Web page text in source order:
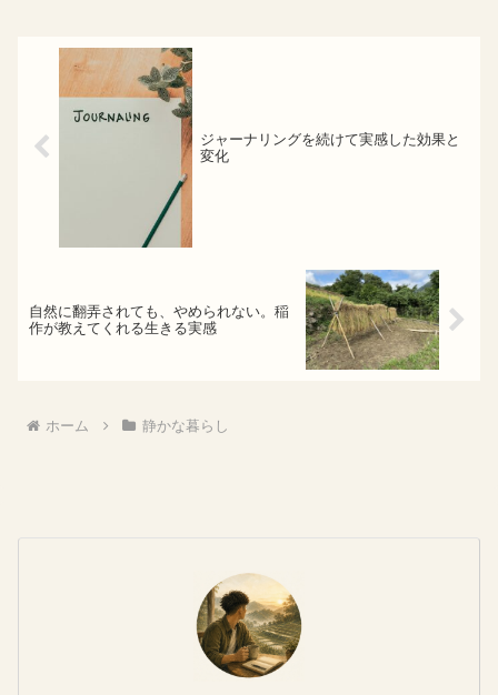
ジャーナリングを続けて実感した効果と
変化
自然に翻弄されても、やめられない。稲
作が教えてくれる生きる実感
ホーム 静かな暮らし